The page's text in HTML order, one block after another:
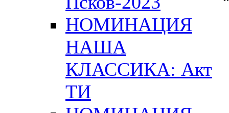
НОМИНАЦИЯ
НАША
КЛАССИКА: Акт
ТИ